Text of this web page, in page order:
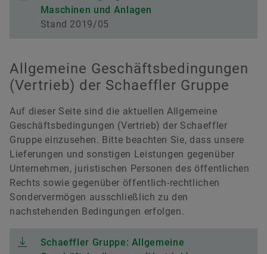
Maschinen und Anlagen
Stand 2019/05
Allgemeine Geschäftsbedingungen
(Vertrieb) der Schaeffler Gruppe
Auf dieser Seite sind die aktuellen Allgemeine
Geschäftsbedingungen (Vertrieb) der Schaeffler
Gruppe einzusehen. Bitte beachten Sie, dass unsere
Lieferungen und sonstigen Leistungen gegenüber
Unternehmen, juristischen Personen des öffentlichen
Rechts sowie gegenüber öffentlich-rechtlichen
Sondervermögen ausschließlich zu den
nachstehenden Bedingungen erfolgen.
Schaeffler Gruppe: Allgemeine